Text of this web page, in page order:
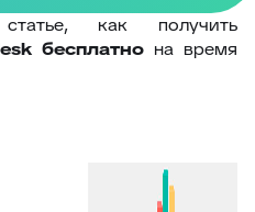
как получить
бесплатно на время